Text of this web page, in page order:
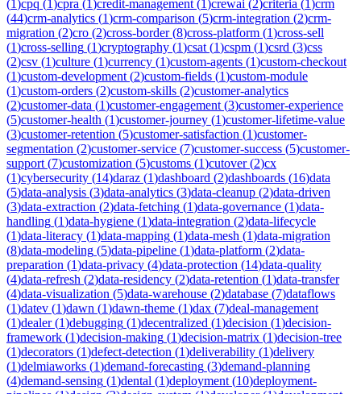
(1)cpq (1)cpra (1)credit-management (1)crewai (2)criteria (1)crm
(44)crm-analytics (1)crm-comparison (5)crm-integration (2)crm-
migration (2)cro (2)cross-border(8)cross-platform (1)cross-sell
(1)cross-selling (1)cryptography (1)csat (1)cspm (1)csrd (3)css
(2)csv (1)culture (1)currency (1)custom-agents (1)custom-checkout
(1)custom-development (2)custom-fields (1)custom-module
(1)custom-orders (2)custom-skills (2)customer-analytics
(2)customer-data (1)customer-engagement (3)customer-experience
(5)customer-health (1)customer-journey (1)customer-lifetime-value
(3)customer-retention (5)customer-satisfaction (1)customer-
segmentation (2)customer-service (7)customer-success (5)customer-
support (7)customization (5)customs (1)cutover(2)cx
(1)cybersecurity (14)daraz (1)dashboard (2)dashboards (16)data
(5)data-analysis (3)data-analytics (3)data-cleanup (2)data-driven
(3)data-extraction (2)data-fetching (1)data-governance (1)data-
handling (1)data-hygiene (1)data-integration (2)data-lifecycle
(1)data-literacy (1)data-mapping (1)data-mesh (1)data-migration
(8)data-modeling (5)data-pipeline (1)data-platform (2)data-
preparation (1)data-privacy (4)data-protection (14)data-quality
(4)data-refresh (2)data-residency (2)data-retention (1)data-transfer
(4)data-visualization (5)data-warehouse (2)database (7)dataflows
(1)datev (1)dawn (1)dawn-theme (1)dax (7)deal-management
(1)dealer(1)debugging (1)decentralized (1)decision (1)decision-
framework (1)decision-making (1)decision-matrix (1)decision-tree
(1)decorators (1)defect-detection (1)deliverability (1)delivery
(1)delmiaworks (1)demand-forecasting (3)demand-planning
(4)demand-sensing (1)dental (1)deployment (10)deployment-